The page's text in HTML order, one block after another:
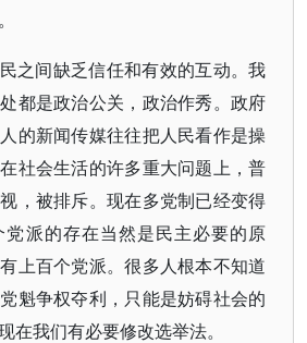
之间缺乏信任和有效的互动。我
都是政治公关，政治作秀。政府
的新闻传媒往往把人民看作是操
社会生活的许多重大问题上，普
，被排斥。现在多党制已经变得
派的存在当然是民主必要的原
上百个党派。很多人根本不知道
魁争权夺利，只能是妨碍社会的
在我们有必要修改选举法。